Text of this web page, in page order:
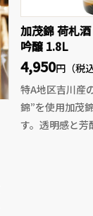
加茂錦 荷札
吟醸 1.8L
4,950円（税込
特A地区吉川産
錦”を使用加茂
す。透明感と芳